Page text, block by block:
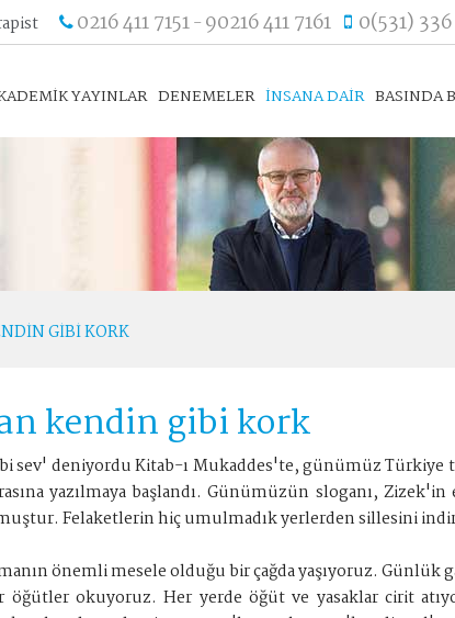
0216 411 7151- 90216 411 7161 0(531)
YAYINLAR DENEMELER İNSANA DAİR BASINDA
GIBI KORK
kendin gibi kork
sev' deniyordu Kitab-ı Mukaddes'te, günümüz
yazılmaya başlandı. Günümüzün sloganı,
Felaketlerin hiç umulmadık yerlerden sillesini
önemli mesele olduğu bir çağda yaşıyoruz. Günlük
öğütler okuyoruz. Her yerde öğüt ve yasaklar cirit